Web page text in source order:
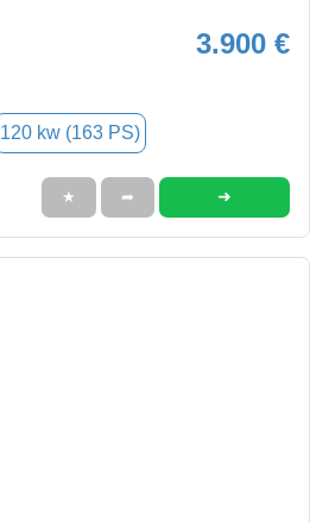
3.900 €
120 kw (163 PS)
★ ➦ ➜